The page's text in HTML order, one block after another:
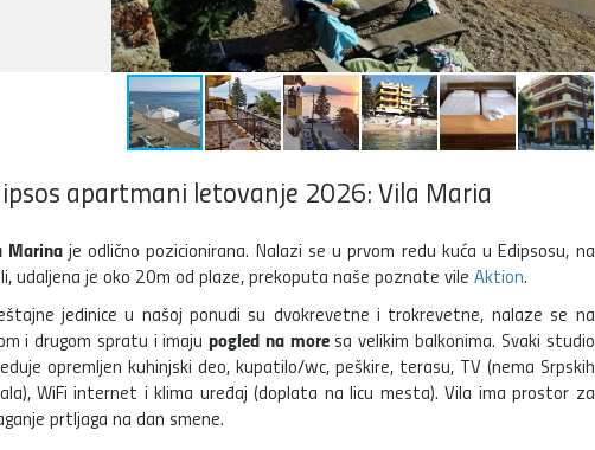
apartmani letovanje 2026: Vila Maria
Marinaje odlično pozicionirana. Nalazi se u prvom redu kuća u Edipsosu, na
udaljena je oko 20m od plaze, prekoputa naše poznate vile Aktion.
jedinice u našoj ponudi su dvokrevetne i trokrevetne, nalaze se na
i drugom spratu i imajupogled na moresa velikim balkonima. Svaki studio
opremljen kuhinjski deo, kupatilo/wc, peškire, terasu, TV (nema Srpskih
WiFi internet i klima uređaj (doplata na licu mesta). Vila ima prostor za
prtljaga na dan smene.